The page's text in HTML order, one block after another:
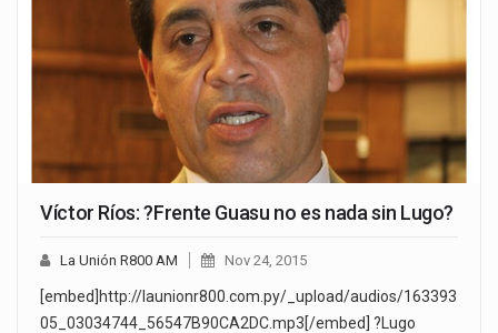
Víctor Ríos: ?Frente Guasu no es nada sin Lugo?
La Unión R800 AM Nov 24, 2015
[embed]http://launionr800.com.py/_upload/audios/163393
05_03034744_56547B90CA2DC.mp3[/embed] ?Lugo